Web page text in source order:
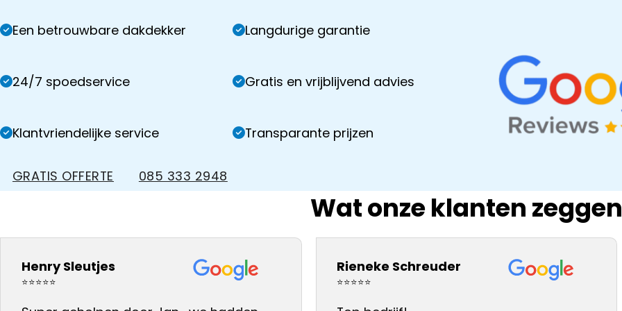
Een betrouwbare dakdekker Langdurige garantie
24/7 spoedservice Gratis en vrijblijvend advies
Klantvriendelijke service Transparante prijzen
GRATIS OFFERTE 085 333 2948
Wat onze klanten zeggen
Henry Sleutjes
⭐⭐⭐⭐⭐
Rieneke Schreuder
⭐⭐⭐⭐⭐